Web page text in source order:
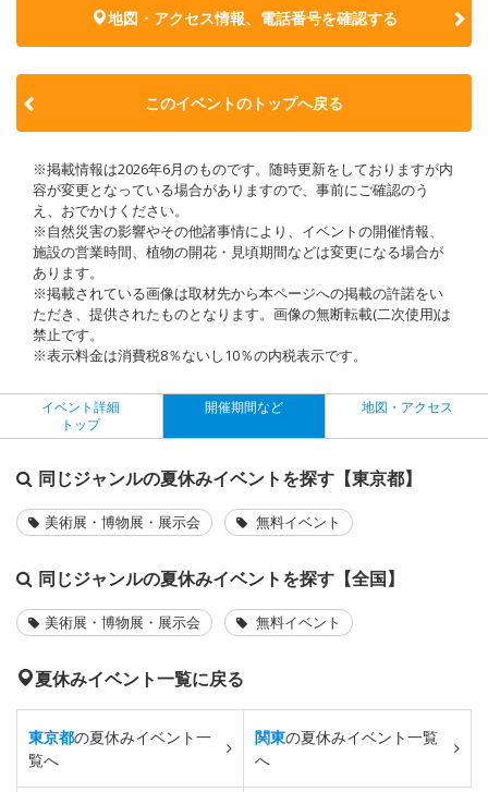
地図・アクセス情報、電話番号を確認する
このイベントのトップへ戻る
※掲載情報は2026年6月のものです。随時更新をしておりますが内
容が変更となっている場合がありますので、事前にご確認のう
え、おでかけください。
※自然災害の影響やその他諸事情により、イベントの開催情報、
施設の営業時間、植物の開花・見頃期間などは変更になる場合が
あります。
※掲載されている画像は取材先から本ページへの掲載の許諾をい
ただき、提供されたものとなります。画像の無断転載(二次使用)は
禁止です。
※表示料金は消費税8％ないし10％の内税表示です。
イベント詳細
トップ
開催期間など 地図・アクセス
同じジャンルの夏休みイベントを探す【東京都】
美術展・博物展・展示会 無料イベント
同じジャンルの夏休みイベントを探す【全国】
美術展・博物展・展示会 無料イベント
夏休みイベント一覧に戻る
東京都の夏休みイベント一
覧へ
関東の夏休みイベント一覧
へ